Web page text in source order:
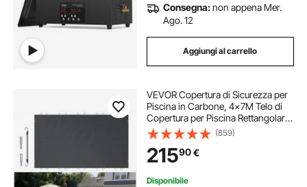
Consegna:non appena Mer.
Ago. 12
Aggiungi al carrello
VEVOR Copertura di Sicurezza per
Piscina in Carbone, 4x7M Telo di
Copertura per Piscina Rettangolare
in Polipropilene, Coperchio
Rettangolare di Piscina Interrata per
Casa Giardino Hotel Ingegneria
(859)
21590€
Disponibile